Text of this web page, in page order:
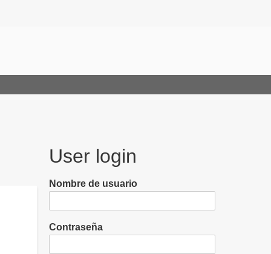
User login
Nombre de usuario
Contraseña